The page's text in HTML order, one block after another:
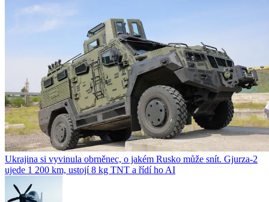
Ukrajina si vyvinula obrněnec, o jakém Rusko může snít. Gjurza-2
ujede 1 200 km, ustojí 8 kg TNT a řídí ho AI